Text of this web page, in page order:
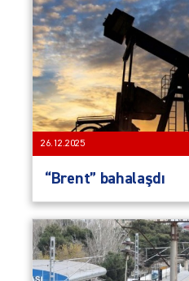
26.12.2025
“Brent” bahalaşdı